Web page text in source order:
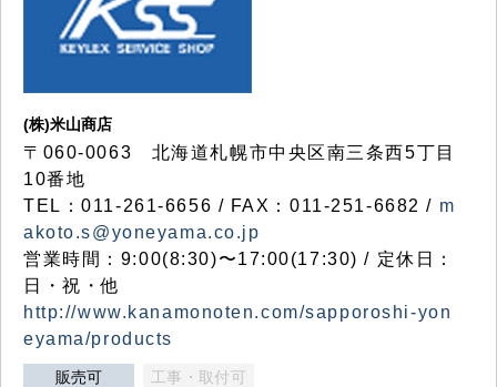
(株)米山商店
〒060-0063 北海道札幌市中央区南三条西5丁目
10番地
TEL：011-261-6656 / FAX：011-251-6682 / m
akoto.s@yoneyama.co.jp
営業時間：9:00(8:30)〜17:00(17:30) / 定休日：
日・祝・他
http://www.kanamonoten.com/sapporoshi-yon
eyama/products
販売可 工事・取付可